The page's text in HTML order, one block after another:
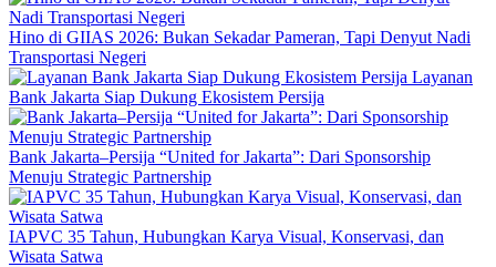
Hino di GIIAS 2026: Bukan Sekadar Pameran, Tapi Denyut Nadi
Transportasi Negeri
Layanan
Bank Jakarta Siap Dukung Ekosistem Persija
Bank Jakarta–Persija “United for Jakarta”: Dari Sponsorship
Menuju Strategic Partnership
IAPVC 35 Tahun, Hubungkan Karya Visual, Konservasi, dan
Wisata Satwa